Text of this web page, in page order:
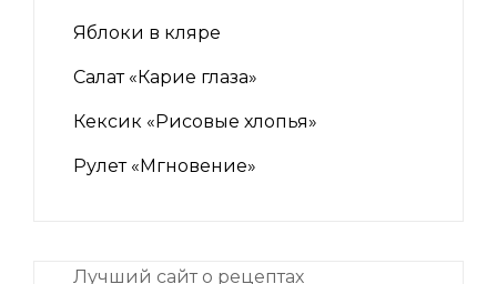
Яблоки в кляре
Салат «Карие глаза»
Кексик «Рисовые хлопья»
Рулет «Мгновение»
Лучший сайт о рецептах